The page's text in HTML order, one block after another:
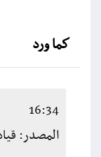
كما ورد
16:34
المصدر: